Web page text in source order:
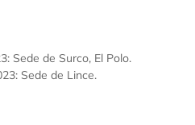
Sede de Surco, El Polo.
Sede de Lince.